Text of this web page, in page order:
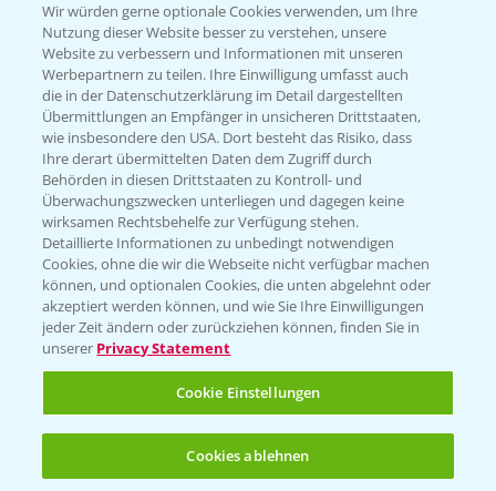
Hilfe in Notfällen
T.+49 (0)214/30-20220
Folgen Sie uns
Allgemeine Nutzungsbedingungen
Datenschutzerklärung
Impressum
Gebrauchshinweise
Wir würden gerne optionale Cookies verwenden, um Ihre
Nutzung dieser Website besser zu verstehen, unsere
Website zu verbessern und Informationen mit unseren
Werbepartnern zu teilen. Ihre Einwilligung umfasst auch
die in der Datenschutzerklärung im Detail dargestellten
Übermittlungen an Empfänger in unsicheren Drittstaaten,
wie insbesondere den USA. Dort besteht das Risiko, dass
Ihre derart übermittelten Daten dem Zugriff durch
Behörden in diesen Drittstaaten zu Kontroll- und
Überwachungszwecken unterliegen und dagegen keine
wirksamen Rechtsbehelfe zur Verfügung stehen.
Detaillierte Informationen zu unbedingt notwendigen
Cookies, ohne die wir die Webseite nicht verfügbar machen
können, und optionalen Cookies, die unten abgelehnt oder
akzeptiert werden können, und wie Sie Ihre Einwilligungen
jeder Zeit ändern oder zurückziehen können, finden Sie in
unserer Privacy Statement
Cookie Einstellungen
Cookies ablehnen